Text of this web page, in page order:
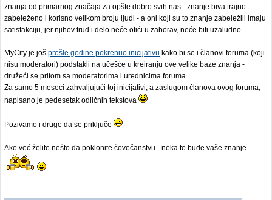
znanja od primarnog značaja za opšte dobro svih nas - znanje biva trajno
zabeleženo i korisno velikom broju ljudi - a oni koji su to znanje zabeležili imaju
satisfakciju, jer njihov trud i delo neće otići u zaborav, neće biti uzaludno.
MyCity je još prošle godine pokrenuo inicijativu kako bi se i članovi foruma (koji
nisu moderatori) podstakli na učešće u kreiranju ove velike baze znanja -
družeći se pritom sa moderatorima i urednicima foruma.
Za samo 5 meseci zahvaljujući toj inicijativi, a zaslugom članova ovog foruma,
napisano je pedesetak odličnih tekstova
Pozivamo i druge da se priključe
Ako već želite nešto da poklonite čovečanstvu - neka to bude vaše znanje